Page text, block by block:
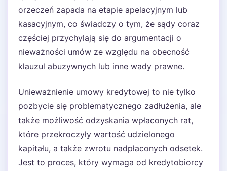
orzeczeń zapada na etapie apelacyjnym lub
kasacyjnym, co świadczy o tym, że sądy coraz
częściej przychylają się do argumentacji o
nieważności umów ze względu na obecność
klauzul abuzywnych lub inne wady prawne.
Unieważnienie umowy kredytowej to nie tylko
pozbycie się problematycznego zadłużenia, ale
także możliwość odzyskania wpłaconych rat,
które przekroczyły wartość udzielonego
kapitału, a także zwrotu nadpłaconych odsetek.
Jest to proces, który wymaga od kredytobiorcy